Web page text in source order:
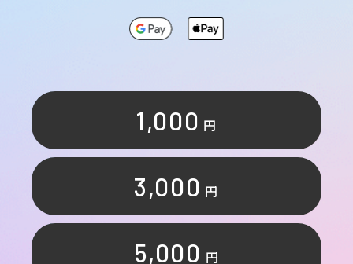
1,000 円
3,000 円
5,000 円